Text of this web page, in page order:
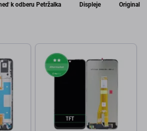
k odberu Petržalka Displeje Original